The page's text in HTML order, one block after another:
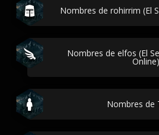
Nombres de rohirrim (El
Nombres de elfos (El
Online)
Nombres de